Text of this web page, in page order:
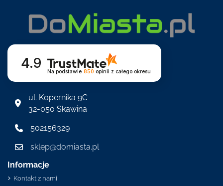
4.9
Na podstawie 850 opinii z całego okresu
ul. Kopernika 9C
32-050 Skawina
502156329
sklep@domiasta.pl
Informacje
Kontakt z nami